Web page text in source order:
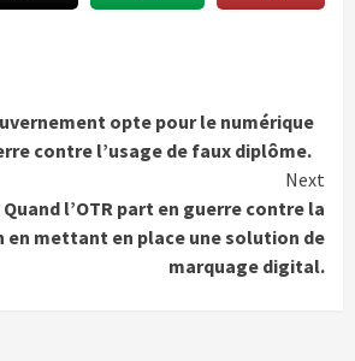
opte pour le numérique
contre l’usage de faux diplôme.
Next
l’OTR part en guerre contre la
mettant en place une solution de
marquage digital.